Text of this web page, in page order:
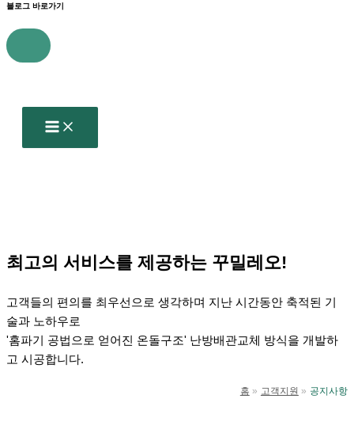
블로그 바로가기
최고의 서비스를 제공하는 꾸밀레오!
고객들의 편의를 최우선으로 생각하며 지난 시간동안 축적된 기
술과 노하우로
'홈파기 공법으로 얻어진 온돌구조' 난방배관교체 방식을 개발하
고 시공합니다.
홈 고객지원 공지사항